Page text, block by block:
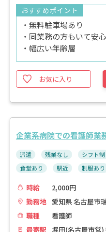
おすすめポイント
・無料駐車場あり
・同業務の方もいて安心
・幅広い年齢層
お気に入り
企業系病院での看護師業
派遣 残業なし シフト制
食堂あり
駅近 制服あり
時給
2,000円
勤務地
愛知県 名古屋市
職種
看護師
最寄駅 堀田(名古屋市営